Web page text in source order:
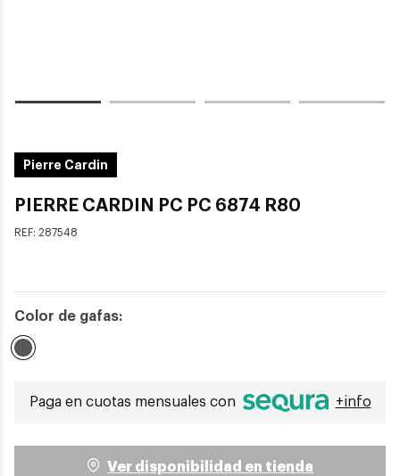
Pierre Cardin
PIERRE CARDIN PC PC 6874 R80
REF: 287548
Color de gafas:
Paga en cuotas mensuales con +info
Ver disponibilidad en tienda